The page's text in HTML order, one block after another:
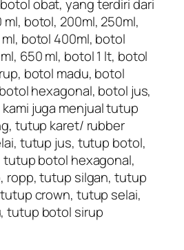
obat, yang terdiri dari
ml, botol, 200ml, 250ml,
botol 400ml, botol
650 ml, botol 1 lt, botol
botol madu, botol
hexagonal, botol jus,
juga menjual tutup
tutup karet/ rubber
tutup jus, tutup botol,
botol hexagonal,
ropp, tutup silgan, tutup
crown, tutup selai,
tutup botol sirup